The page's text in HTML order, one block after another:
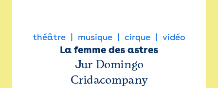
théâtre musique cirque vidéo
La femme des astres
Jur Domingo
Cridacompany